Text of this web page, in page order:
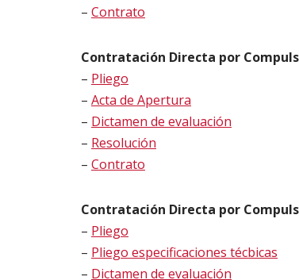
– Contrato
Contratación Directa por
– Pliego
– Acta de Apertura
– Dictamen de evaluación
– Resolución
– Contrato
Contratación Directa por
– Pliego
– Pliego especificaciones técbicas
– Dictamen de evaluación